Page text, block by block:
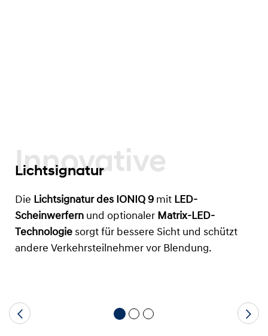
Innovative
Lichtsignatur
Die Lichtsignatur des IONIQ 9 mit LED-
Scheinwerfern und optionaler Matrix-LED-
Technologie sorgt für bessere Sicht und schützt
andere Verkehrsteilnehmer vor Blendung.